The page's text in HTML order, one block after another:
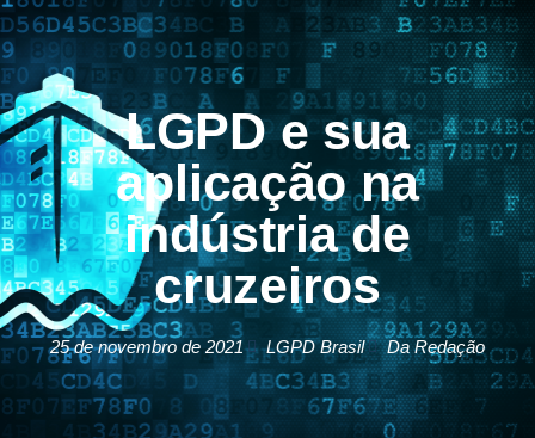
LGPD e sua
aplicação na
indústria de
cruzeiros
25 de novembro de 2021 LGPD Brasil Da Redação